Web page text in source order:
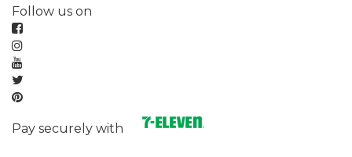
Follow us on
Pay securely with